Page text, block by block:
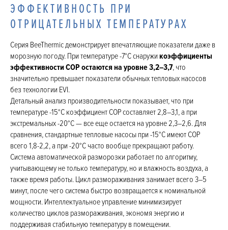
ЭФФЕКТИВНОСТЬ ПРИ
ОТРИЦАТЕЛЬНЫХ ТЕМПЕРАТУРАХ
Серия BeeThermic демонстрирует впечатляющие показатели даже в
морозную погоду. При температуре -7°C снаружи коэффициенты
эффективности COP остаются на уровне 3,2–3,7, что
значительно превышает показатели обычных тепловых насосов
без технологии EVI.
Детальный анализ производительности показывает, что при
температуре -15°C коэффициент COP составляет 2,8–3,1, а при
экстремальных -20°C — все еще остается на уровне 2,3–2,6. Для
сравнения, стандартные тепловые насосы при -15°C имеют COP
всего 1,8-2,2, а при -20°C часто вообще прекращают работу.
Система автоматической разморозки работает по алгоритму,
учитывающему не только температуру, но и влажность воздуха, а
также время работы. Цикл размораживания занимает всего 3–5
минут, после чего система быстро возвращается к номинальной
мощности. Интеллектуальное управление минимизирует
количество циклов размораживания, экономя энергию и
поддерживая стабильную температуру в помещении.